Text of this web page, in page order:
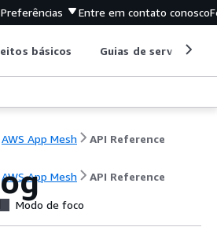
Preferências Entre em contato conosco
básicos Guias de serviço
AWS App Mesh API Reference
AWS App Mesh API Reference
Modo de foco